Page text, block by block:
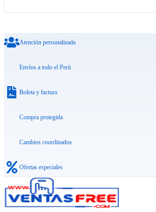
Atención personalizada
Envíos a todo el Perú
Boleta y factura
Compra protegida
Cambios coordinados
Ofertas especiales